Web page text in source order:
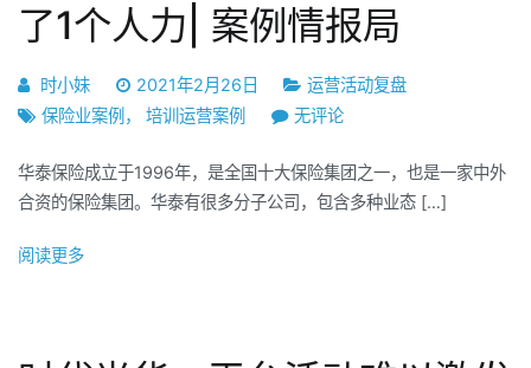
推
广，
柯
恩
业
如
“撩
了1个人力| 案例情报局
时小妹 2021年2月26日
运营活动复盘
保险业案例 ， 培训运营案例
华
保
险：
无评论
华泰保险成立于1996年，是全国十大保险集团之一，也是一家中外
合资的保险集团。华泰有很多分子公司，包含多种业态 […]
阅读更多